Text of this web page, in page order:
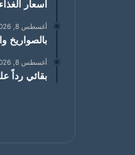
أسعار
أغسطس 8, 2026
بالصواريخ
أغسطس 8, 2026
بقائي رداً